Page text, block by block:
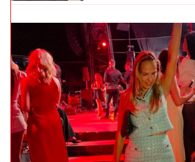
"JA SAM TO SMISLILA!"Dino
napisao pesmu "Beograd", Ceca
otkrila istinu: "Nudila sam je